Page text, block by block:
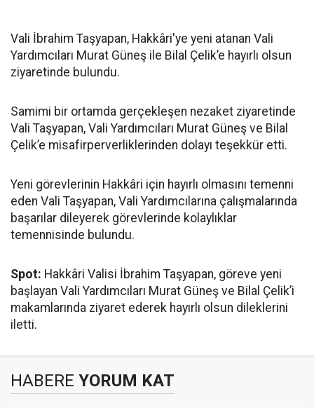
Vali İbrahim Taşyapan, Hakkâri'ye yeni atanan Vali
Yardımcıları Murat Güneş ile Bilal Çelik’e hayırlı olsun
ziyaretinde bulundu.
Samimi bir ortamda gerçekleşen nezaket ziyaretinde
Vali Taşyapan, Vali Yardımcıları Murat Güneş ve Bilal
Çelik’e misafirperverliklerinden dolayı teşekkür etti.
Yeni görevlerinin Hakkâri için hayırlı olmasını temenni
eden Vali Taşyapan, Vali Yardımcılarına çalışmalarında
başarılar dileyerek görevlerinde kolaylıklar
temennisinde bulundu.
Spot: Hakkâri Valisi İbrahim Taşyapan, göreve yeni
başlayan Vali Yardımcıları Murat Güneş ve Bilal Çelik’i
makamlarında ziyaret ederek hayırlı olsun dileklerini
iletti.
HABERE YORUM KAT